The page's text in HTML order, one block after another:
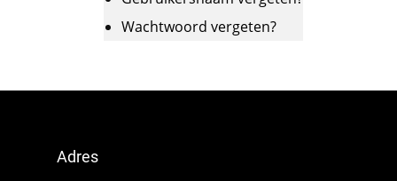
Wachtwoord vergeten?
Adres